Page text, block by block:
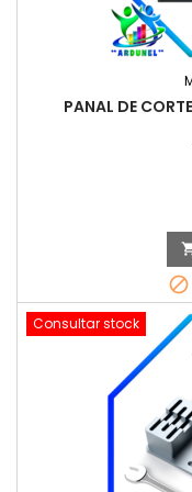
PANAL DE

Consultar stock